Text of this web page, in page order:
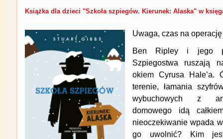
Książka dla dzieci "Szkoła szpiegów. Kierunek: Alaska" w
Uwaga, czas na operację
Ben Ripley i jego
Szpiegostwa ruszają
okiem Cyrusa Hale’a.
terenie, łamania
wybuchowych z
domowego idą
nieoczekiwanie wpada
go uwolnić? Kim